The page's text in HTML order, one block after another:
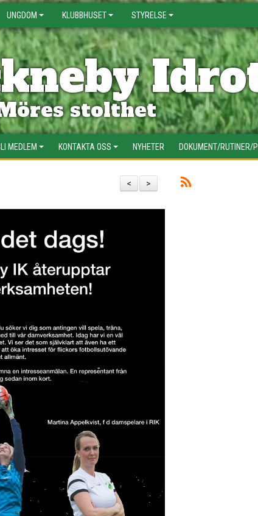
UNGDOM KLUBBHUSET STYRELSE
stolthet
MEDLEM KONTAKTA OSS NYHETER DOKUMENT/RUTINER/
>
<